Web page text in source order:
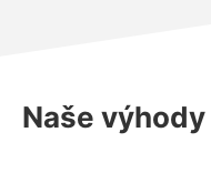
Naše výhody